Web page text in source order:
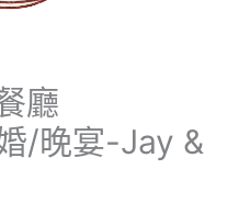
廳
/晚宴-Jay &